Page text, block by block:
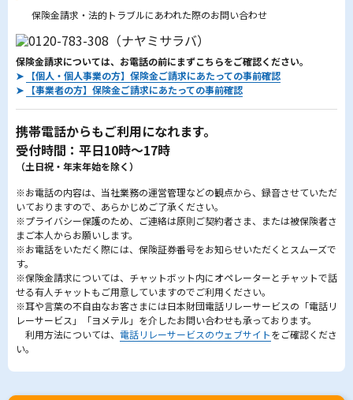
保険金請求・法的トラブルにあわれた際のお問い合わせ
保険金請求については、お電話の前にまずこちらをご確認ください。
➤
【個人・個人事業の方】保険金ご請求にあたっての事前確認
➤
【事業者の方】保険金ご請求にあたっての事前確認
携帯電話からもご利用になれます。
受付時間：平日10時～17時
（土日祝・年末年始を除く）
※お電話の内容は、当社業務の運営管理などの観点から、録音させていただ
いておりますので、あらかじめご了承ください。
※プライバシー保護のため、ご連絡は原則ご契約者さま、または被保険者さ
まご本人からお願いします。
※お電話をいただく際には、保険証券番号をお知らせいただくとスムーズで
す。
※保険金請求については、チャットボット内にオペレーターとチャットで話
せる有人チャットもご用意していますのでご利用ください。
※耳や言葉の不自由なお客さまには日本財団電話リレーサービスの「電話リ
レーサービス」「ヨメテル」を介したお問い合わせも承っております。
利用方法については、 電話リレーサービスのウェブサイトをご確認くださ
い。